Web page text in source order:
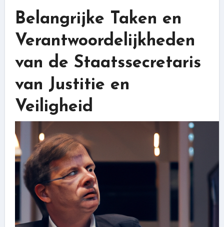
Belangrijke Taken en
Verantwoordelijkheden
van de Staatssecretaris
van Justitie en
Veiligheid